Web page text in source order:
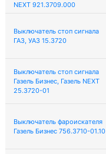
NEXT 921.3709.000
Выключатель стоп сигнала
ГАЗ, УАЗ 15.3720
Выключатель стоп сигнала
Газель Бизнес, Газель NEXT
25.3720-01
Выключатель фароискателя
Газель Бизнес 756.3710-01.10